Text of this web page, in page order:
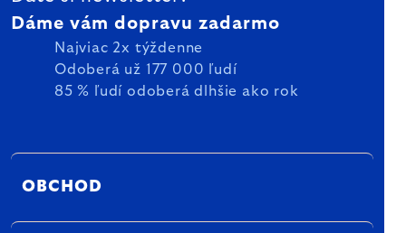
Dáme vám dopravu zadarmo
Najviac 2x týždenne
Odoberá už 177 000 ľudí
85 % ľudí odoberá dlhšie ako rok
OBCHOD